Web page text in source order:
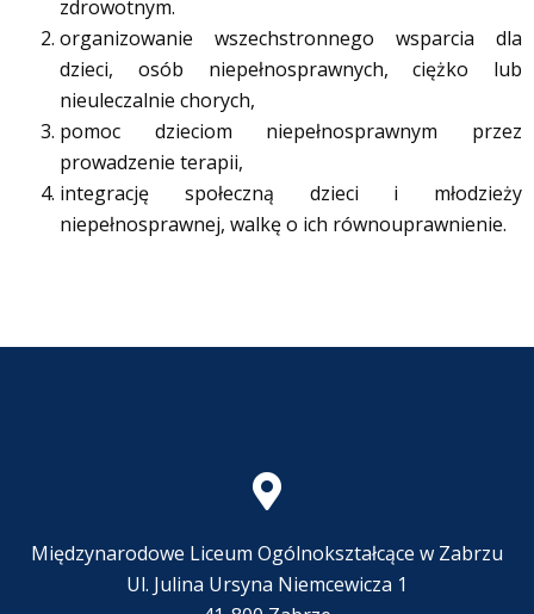
zdrowotnym.
organizowanie wszechstronnego wsparcia dla
dzieci, osób niepełnosprawnych, ciężko lub
nieuleczalnie chorych,
pomoc dzieciom niepełnosprawnym przez
prowadzenie terapii,
integrację społeczną dzieci i młodzieży
niepełnosprawnej, walkę o ich równouprawnienie.
Międzynarodowe Liceum Ogólnokształcące w Zabrzu
Ul. Julina Ursyna Niemcewicza 1